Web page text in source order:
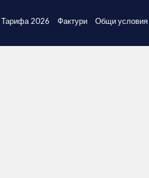
Тарифа 2026 Фактури Общи условия